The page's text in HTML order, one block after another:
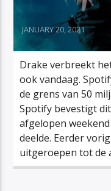
JANUARY 20, 2021
Drake verbreekt
ook vandaag.
de grens van 50
Spotify bevestigt
afgelopen
deelde. Eerder
uitgeroepen tot de